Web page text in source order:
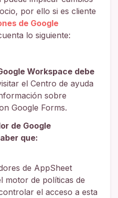
por ello si es cliente
de Google
lo siguiente:
Workspace debe
el Centro de ayuda
sobre
Google Forms.
de Google
que:
de AppSheet
motor de políticas de
el acceso a esta